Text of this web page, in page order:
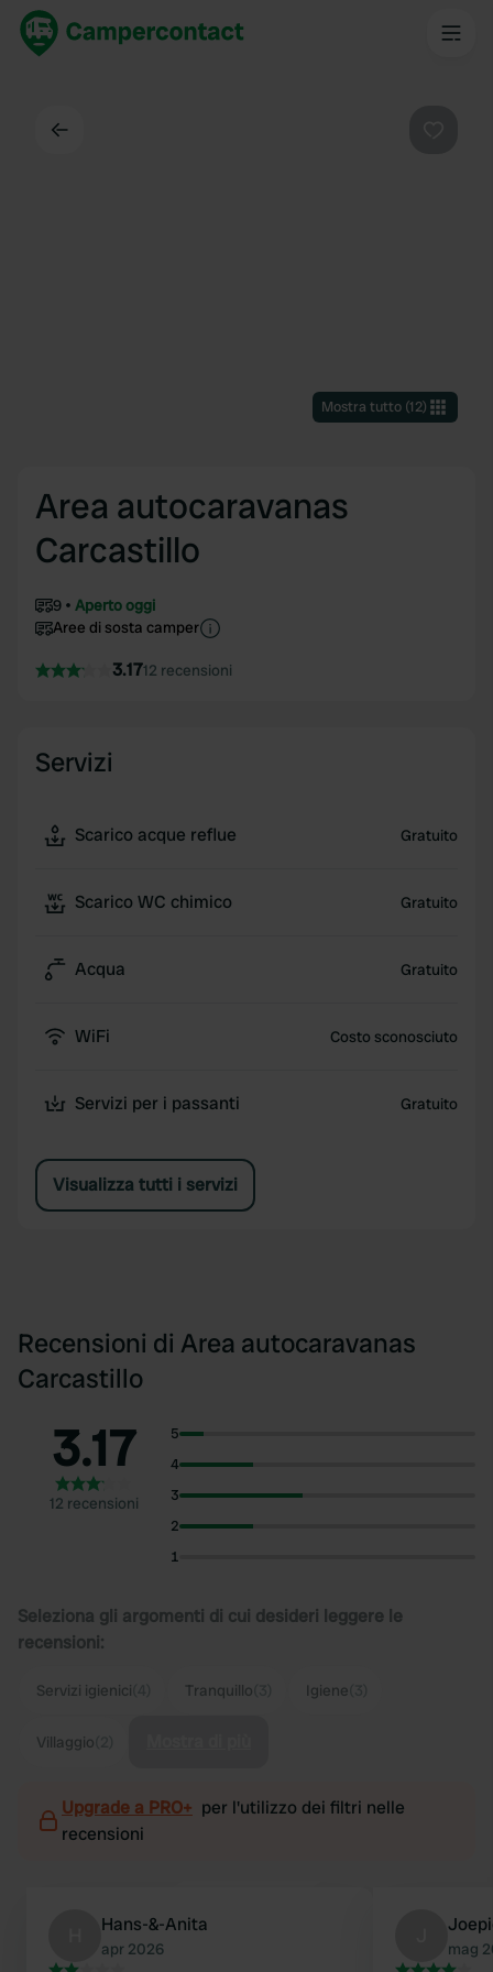
Mostra tutto(12)
Area autocaravanas
Carcastillo
9
Aperto oggi
Aree di sosta camper
3.1712 recensioni
Servizi
Scarico acque reflue Gratuito
Scarico WC chimico Gratuito
Acqua Gratuito
WiFi Costo sconosciuto
Servizi per i passanti Gratuito
Visualizza tutti i servizi
Recensioni di Area autocaravanas
Carcastillo
3.17
12 recensioni
5
4
3
2
1
Seleziona gli argomenti di cui desideri leggere le
recensioni:
Servizi igienici Tranquillo Igiene
Villaggio
Upgrade a PRO+ per l'utilizzo dei filtri nelle
recensioni
Hans-&-Anita
apr 2026 mag